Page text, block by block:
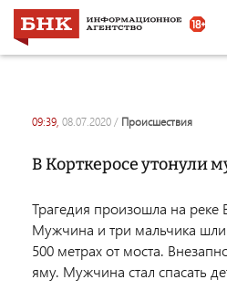
09:39, 08.07.2020 / происшествия
В Корткеросе утонули
Трагедия произошла на реке
Мужчина и три мальчика
500 метрах от моста.
яму. Мужчина стал спасать